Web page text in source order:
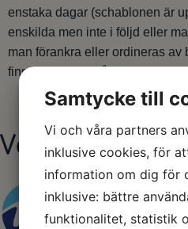
enstaka dagar (schablonen är
enskilda men inte i följd eller
man förankra eller ordineras
finns undantag från när detta är
Våra sponsorer
Samtycke till
Vi och våra partners
inklusive cookies, för
information om dig för
inklusive: bättre
funktionalitet, statistik